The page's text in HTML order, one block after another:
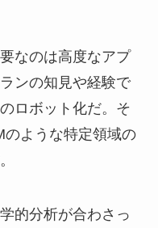
なのは高度なアプ
ンの知見や経験で
ロボット化だ。そ
のような特定領域の
的分析が合わさっ